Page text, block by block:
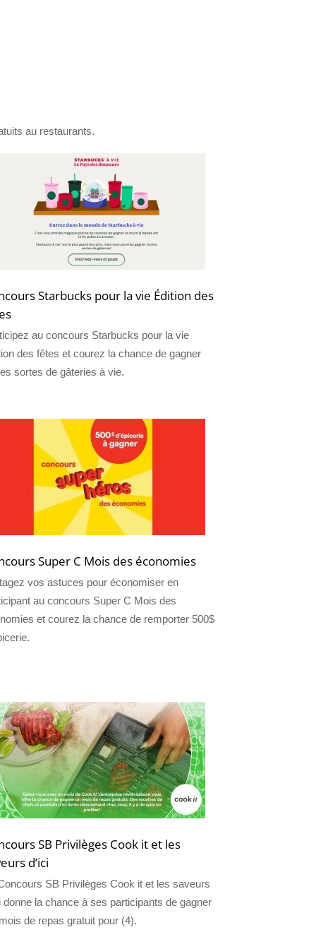
au restaurants.
Starbucks pour la vie Édition des
au concours Starbucks pour la vie
des fêtes et courez la chance de gagner
sortes de gâteries à vie.
Super C Mois des économies
vos astuces pour économiser en
au concours Super C Mois des
et courez la chance de remporter 500$
SB Privilèges Cook it et les
d’ici
SB Privilèges Cook it et les saveurs
donne la chance à ses participants de gagner
de repas gratuit pour (4).